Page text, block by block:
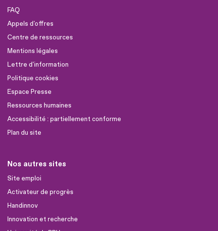
FAQ
Appels d'offres
Centre de ressources
Mentions légales
Lettre d'information
Politique cookies
Espace Presse
Ressources humaines
Accessibilité : partiellement conforme
Plan du site
Nos autres sites
Site emploi
Activateur de progrès
Handinnov
Innovation et recherche